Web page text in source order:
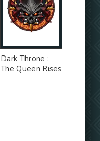
Dark Throne :
The Queen Rises